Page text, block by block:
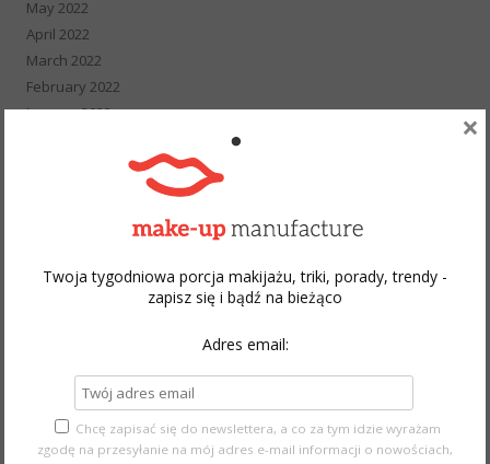
May 2022
April 2022
March 2022
February 2022
January 2022
November 2021
July 2021
March 2021
February 2021
January 2021
December 2020
Twoja tygodniowa porcja makijażu, triki, porady, trendy -
zapisz się i bądź na bieżąco
Adres email:
Chcę zapisać się do newslettera, a co za tym idzie wyrażam
zgodę na przesyłanie na mój adres e-mail informacji o nowościach,
×